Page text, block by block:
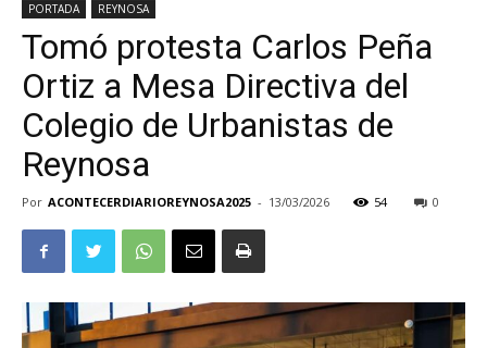
Diario
PORTADA REYNOSA
Tomó protesta Carlos Peña
Ortiz a Mesa Directiva del
Colegio de Urbanistas de
Reynosa
Por ACONTECERDIARIOREYNOSA2025 - 13/03/2026 54 0